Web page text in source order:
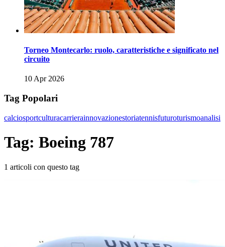
Torneo Montecarlo: ruolo, caratteristiche e significato nel
circuito
10 Apr 2026
Tag Popolari
calciosportculturacarrierainnovazionestoriatennisfuturoturismoanalisi
Tag: Boeing 787
1 articoli con questo tag